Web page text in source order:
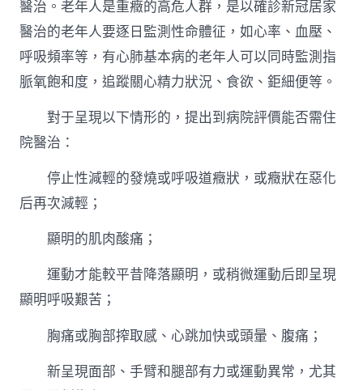
醫治。老年人是重癥的高危人群，是以確診新冠居家
醫治的老年人要逐日監測性命體征，如心率、血壓、
呼吸頻率等，有心肺基本病的老年人可以同時監測指
脈氧飽和度，追蹤關心精力狀況、食欲、鉅細便等。
對于呈現以下情形的，提出到病院評價能否需住
院醫治：
停止性減輕的發燒或呼吸道癥狀，或癥狀在惡化
后再次減輕；
顯明的肌肉酸痛；
運動才能較平昔降落顯明，或稍微運動后即呈現
顯明呼吸艱苦；
胸痛或胸部搾取感、心跳加快或頭暈、腹痛；
新呈現面部、手臂和腿部有力或運動異常，尤其